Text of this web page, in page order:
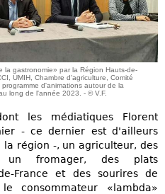
gastronomie» par la Région Hauts-de-
UMIH, Chambre d'agriculture, Comité
d'animations autour de la
long de l'année 2023. - © V.F.
les médiatiques Florent
- ce dernier est d'ailleurs
région -, un agriculteur, des
un fromager, des plats
France et des sourires de
consommateur «lambda»